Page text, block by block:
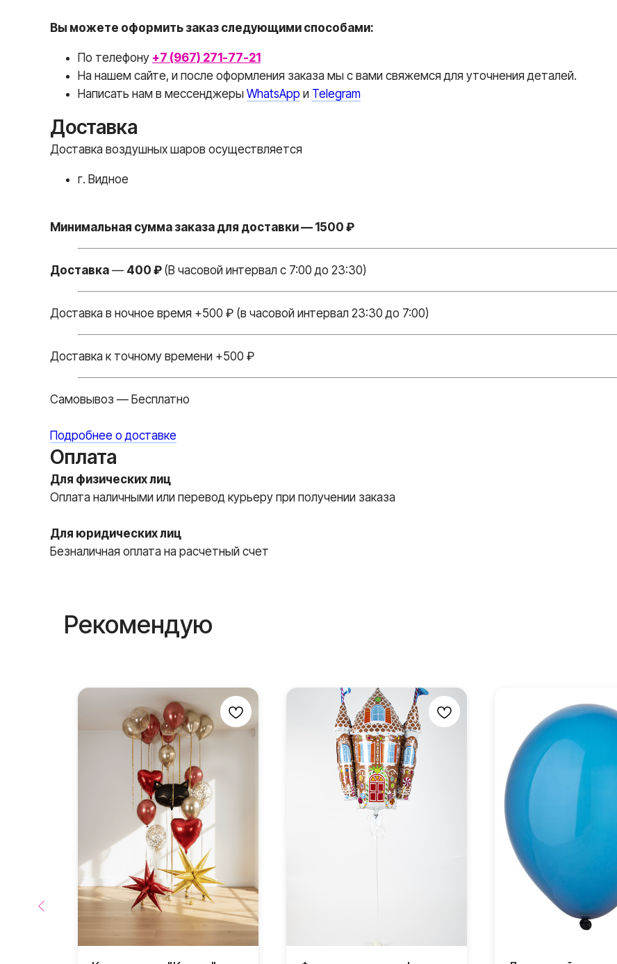
Вы можете оформить заказ следующими способами:
По телефону +7 (967) 271-77-21
На нашем сайте, и после оформления заказа мы с вами свяжемся для уточнения деталей.
Написать нам в месcенджеры WhatsApp и Telegram
Доставка
Доставка воздушных шаров осуществляется
г. Видное
Минимальная сумма заказа для доставки — 1500 ₽
Доставка — 400 ₽ (В часовой интервал с 7:00 до 23:30)
Доставка в ночное время +500 ₽ (в часовой интервал 23:30 до 7:00)
Доставка к точному времени +500 ₽
Самовывоз — Бесплатно
Подробнее о доставке
Оплата
Для физических лиц
Оплата наличными или перевод курьеру при получении заказа
Для юридических лиц
Безналичная оплата на расчетный счет
Рекомендую